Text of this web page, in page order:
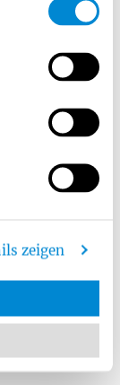
zeigen
Datenblatt
Datenblatt